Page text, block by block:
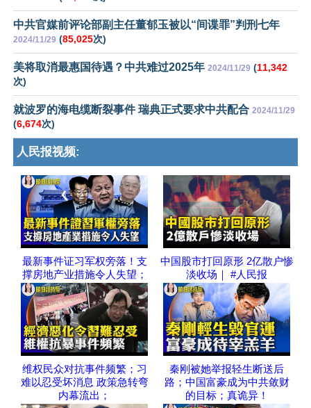
中共官媒前评论部副主任董郁玉被以“间谍罪”判刑七年
2024/11/29 (85,025次)
美将取消最惠国待遇？中共难过2025年 2024/11/29 (11,342
次)
就波罗的海电缆断裂事件 瑞典正式要求中共配合 2024/11/29
(6,674次)
人民报视频:
最新事件证习军权旁落！支
撑房地产业措施令人失望；
中国股市打回原形 2亿散户惨
淡收场｜ #人民报
维权民众对抗事件频繁；习
难以忍受坏消息 政策急转弯
内幕流出；
秦刚被她举报轻生断送后
路；中国富豪成为中共敛财
的目标；真诡异！